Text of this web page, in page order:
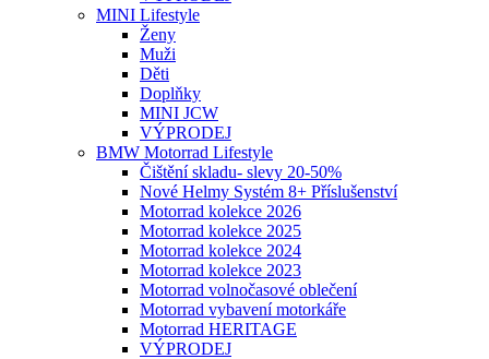
MINI Lifestyle
Ženy
Muži
Děti
Doplňky
MINI JCW
VÝPRODEJ
BMW Motorrad Lifestyle
Čištění skladu- slevy 20-50%
Nové Helmy Systém 8+ Příslušenství
Motorrad kolekce 2026
Motorrad kolekce 2025
Motorrad kolekce 2024
Motorrad kolekce 2023
Motorrad volnočasové oblečení
Motorrad vybavení motorkáře
Motorrad HERITAGE
VÝPRODEJ